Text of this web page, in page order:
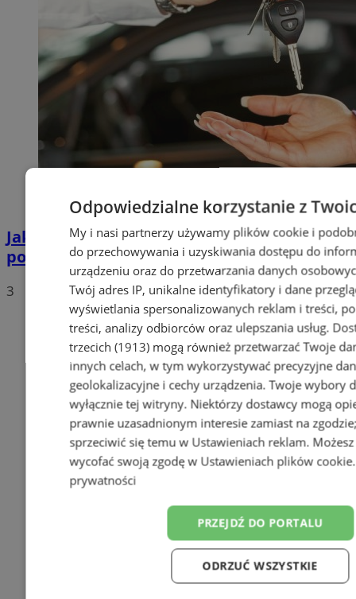
Jakie auta jeżdżą po tyskich, śląskich i
polskich drogach? Te wyniki Was zaskoczą!
3
Odpowiedzialne korzystanie z
My i nasi partnerzy używamy plików cookie i
do przechowywania i uzyskiwania dostępu do
urządzeniu oraz do przetwarzania danych
Twój adres IP, unikalne identyfikatory i dane
wyświetlania spersonalizowanych reklam i treści,
treści, analizy odbiorców oraz ulepszania usług.
trzecich (1913) mogą również przetwarzać Twoje
innych celach, w tym wykorzystywać precyzyjne
geolokalizacyjne i cechy urządzenia. Twoje wybory
wyłącznie tej witryny. Niektórzy dostawcy mogą
prawnie uzasadnionym interesie zamiast na
sprzeciwić się temu w Ustawieniach reklam.
wycofać swoją zgodę w Ustawieniach plików cookie
prywatności
PRZEJDŹ DO PORTALU
ODRZUĆ WSZYSTKIE